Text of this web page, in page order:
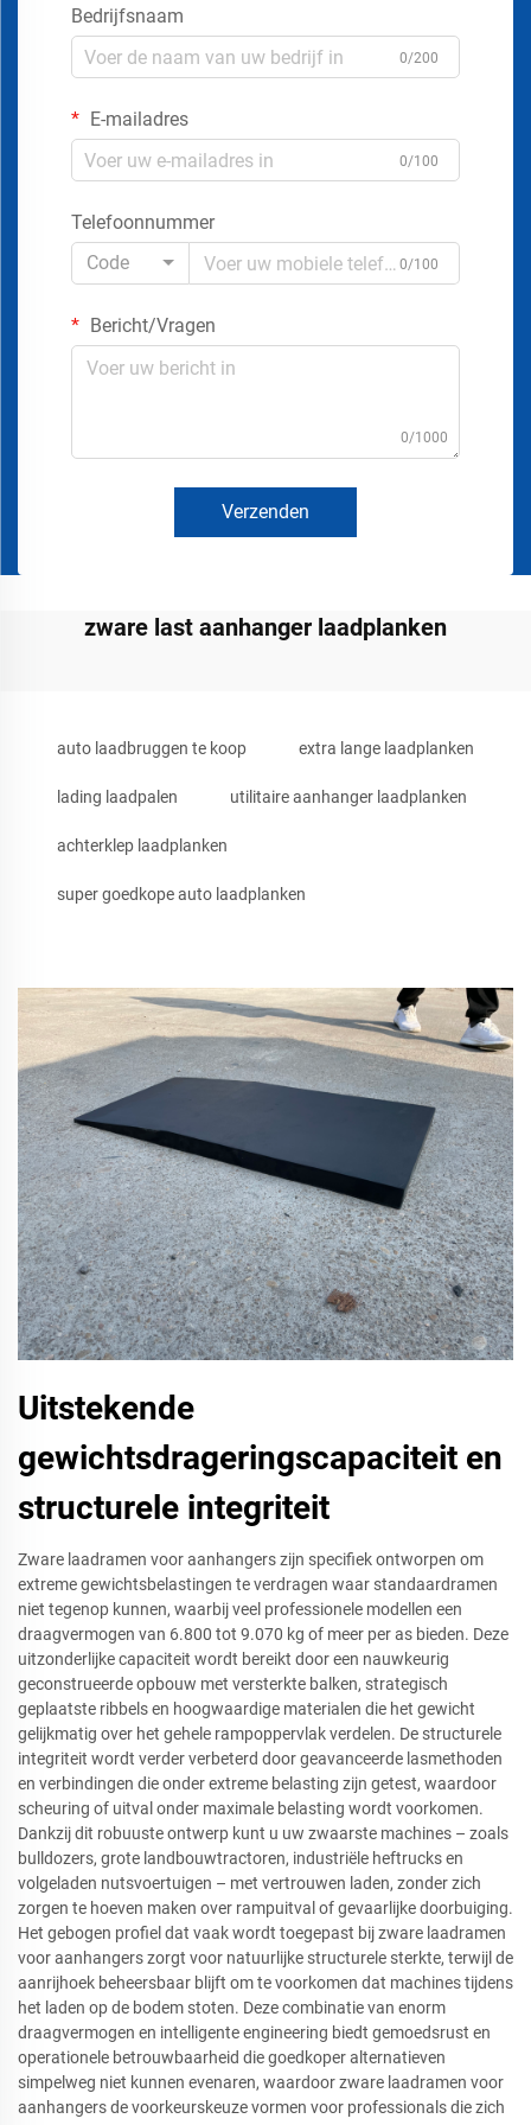
Bedrijfsnaam
0/200
E-mailadres
0/100
Telefoonnummer
Code
0/100
Bericht/Vragen
0/1000
Verzenden
zware last aanhanger laadplanken
auto laadbruggen te koop extra lange laadplanken
lading laadpalen utilitaire aanhanger laadplanken
achterklep laadplanken
super goedkope auto laadplanken
Uitstekende
gewichtsdrageringscapaciteit en
structurele integriteit
Zware laadramen voor aanhangers zijn specifiek ontworpen om
extreme gewichtsbelastingen te verdragen waar standaardramen
niet tegenop kunnen, waarbij veel professionele modellen een
draagvermogen van 6.800 tot 9.070 kg of meer per as bieden. Deze
uitzonderlijke capaciteit wordt bereikt door een nauwkeurig
geconstrueerde opbouw met versterkte balken, strategisch
geplaatste ribbels en hoogwaardige materialen die het gewicht
gelijkmatig over het gehele rampoppervlak verdelen. De structurele
integriteit wordt verder verbeterd door geavanceerde lasmethoden
en verbindingen die onder extreme belasting zijn getest, waardoor
scheuring of uitval onder maximale belasting wordt voorkomen.
Dankzij dit robuuste ontwerp kunt u uw zwaarste machines – zoals
bulldozers, grote landbouwtractoren, industriële heftrucks en
volgeladen nutsvoertuigen – met vertrouwen laden, zonder zich
zorgen te hoeven maken over rampuitval of gevaarlijke doorbuiging.
Het gebogen profiel dat vaak wordt toegepast bij zware laadramen
voor aanhangers zorgt voor natuurlijke structurele sterkte, terwijl de
aanrijhoek beheersbaar blijft om te voorkomen dat machines tijdens
het laden op de bodem stoten. Deze combinatie van enorm
draagvermogen en intelligente engineering biedt gemoedsrust en
operationele betrouwbaarheid die goedkoper alternatieven
simpelweg niet kunnen evenaren, waardoor zware laadramen voor
aanhangers de voorkeurskeuze vormen voor professionals die zich